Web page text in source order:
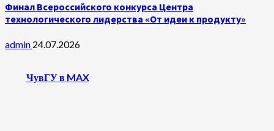
Финал Всероссийского конкурса Центра
технологического лидерства «От идеи к продукту»
admin 24.07.2026
ЧувГУ в MAX